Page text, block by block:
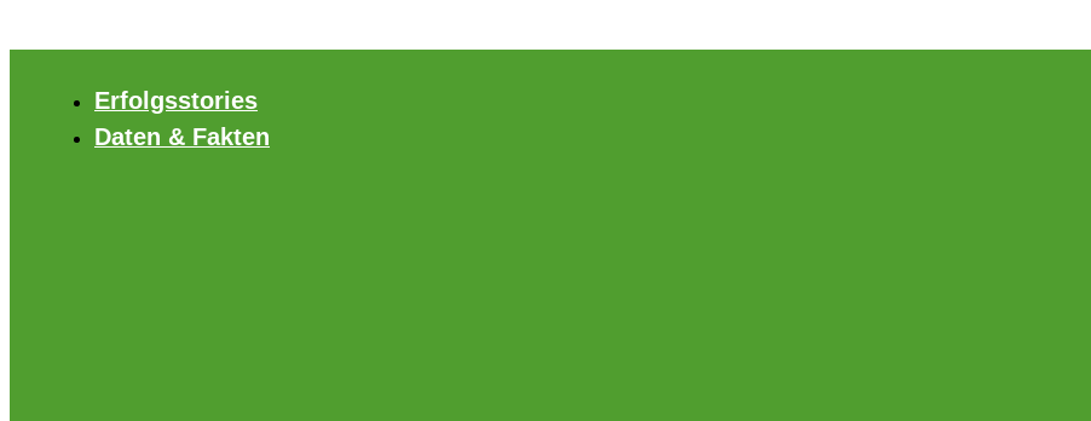
springenErfolgsstories
Daten & Fakten